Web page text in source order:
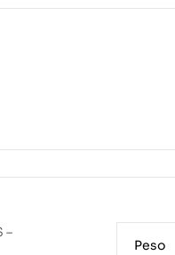
–
Peso